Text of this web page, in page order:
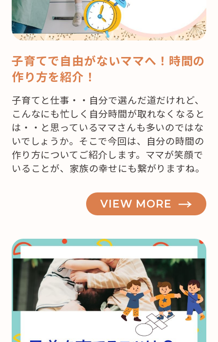
子育てで自由がないママへ！時間の
作り方を紹介！
子育てと仕事・・自分で選んだ道だけれど、
こんなにも忙しく自分時間が取れなくなると
は・・と思っているママさんも多いのではな
いでしょうか。そこで今回は、自分の時間の
作り方についてご紹介します。ママが笑顔で
いることが、家族の幸せにも繋がりますね。
VIEW MORE